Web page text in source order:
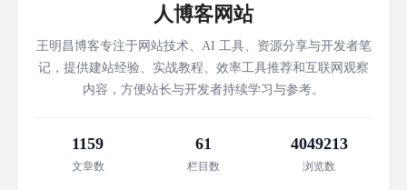
人博客网站
王明昌博客专注于网站技术、AI 工具、资源分享与开发者笔
记，提供建站经验、实战教程、效率工具推荐和互联网观察
内容，方便站长与开发者持续学习与参考。
1159
文章数
61
栏目数
4049213
浏览数